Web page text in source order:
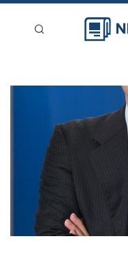
刊登